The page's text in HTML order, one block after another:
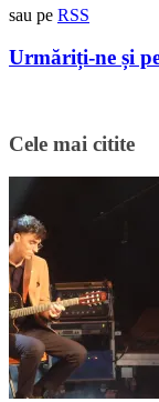
sau pe RSS
Urmăriți-ne și
Cele mai citite